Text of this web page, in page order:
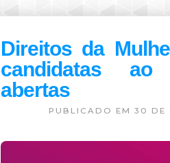
Direitos da
candidatas
abertas
PUBLICADO EM 30